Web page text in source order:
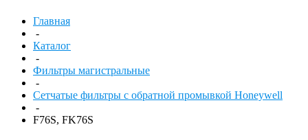
Главная
-
Каталог
-
Фильтры магистральные
-
Сетчатые фильтры с обратной промывкой Honeywell
-
F76S, FK76S